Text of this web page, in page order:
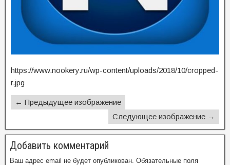
https://www.nookery.ru/wp-content/uploads/2018/10/cropped-
r.jpg
← Предыдущее изображение
Следующее изображение →
Добавить комментарий
Ваш адрес email не будет опубликован. Обязательные поля